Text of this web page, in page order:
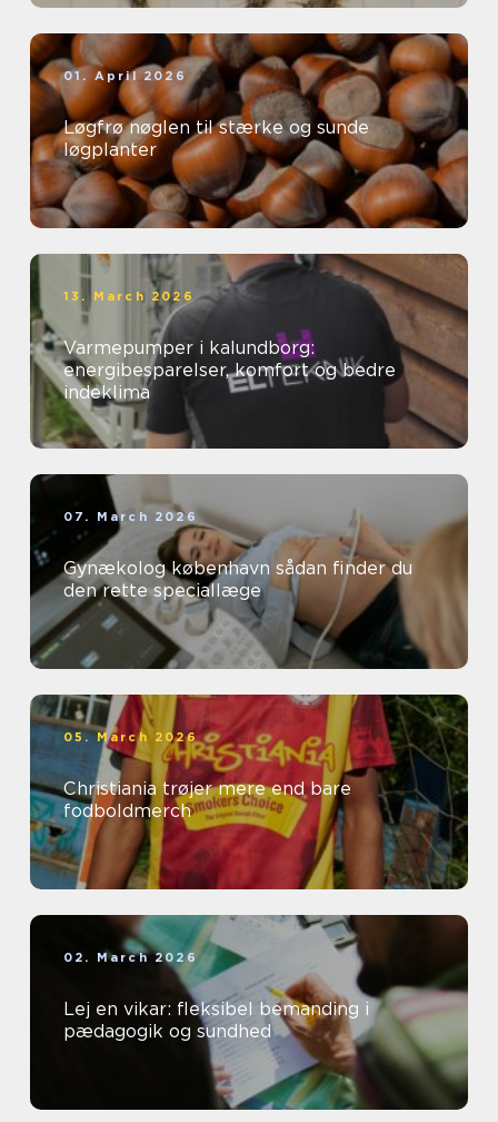
01. April 2026
Løgfrø nøglen til stærke og sunde
løgplanter
13. March 2026
Varmepumper i kalundborg:
energibesparelser, komfort og bedre
indeklima
07. March 2026
Gynækolog københavn sådan finder du
den rette speciallæge
05. March 2026
Christiania trøjer mere end bare
fodboldmerch
02. March 2026
Lej en vikar: fleksibel bemanding i
pædagogik og sundhed